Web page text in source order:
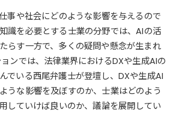
事や社会にどのような影響を与えるので
識を必要とする士業の分野では、AIの活
らす一方で、多くの疑問や懸念が生まれ
ンでは、法律業界におけるDXや生成AIの
でいる西尾弁護士が登壇し、DXや生成AI
うな影響を及ぼすのか、士業はどのよう
していけば良いのか、議論を展開してい